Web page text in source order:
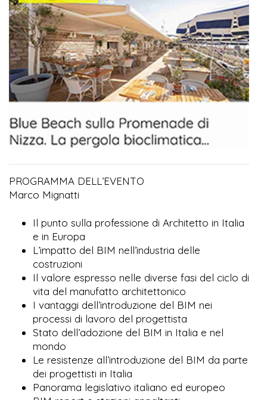
PROGRAMMA DELL’EVENTO
Marco Mignatti
Il punto sulla professione di Architetto in Italia
e in Europa
L’impatto del BIM nell’industria delle
costruzioni
Il valore espresso nelle diverse fasi del ciclo di
vita del manufatto architettonico
I vantaggi dell’introduzione del BIM nei
processi di lavoro del progettista
Stato dell’adozione del BIM in Italia e nel
mondo
Le resistenze all’introduzione del BIM da parte
dei progettisti in Italia
Panorama legislativo italiano ed europeo